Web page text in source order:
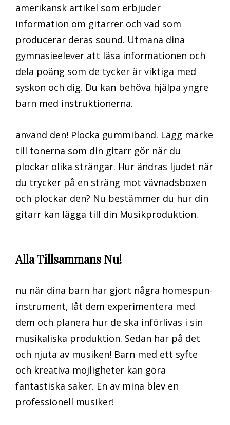
amerikansk artikel som erbjuder
information om gitarrer och vad som
producerar deras sound. Utmana dina
gymnasieelever att läsa informationen och
dela poäng som de tycker är viktiga med
syskon och dig. Du kan behöva hjälpa yngre
barn med instruktionerna.
använd den! Plocka gummiband. Lägg märke
till tonerna som din gitarr gör när du
plockar olika strängar. Hur ändras ljudet när
du trycker på en sträng mot vävnadsboxen
och plockar den? Nu bestämmer du hur din
gitarr kan lägga till din Musikproduktion.
Alla Tillsammans Nu!
nu när dina barn har gjort några homespun-
instrument, låt dem experimentera med
dem och planera hur de ska införlivas i sin
musikaliska produktion. Sedan har på det
och njuta av musiken! Barn med ett syfte
och kreativa möjligheter kan göra
fantastiska saker. En av mina blev en
professionell musiker!